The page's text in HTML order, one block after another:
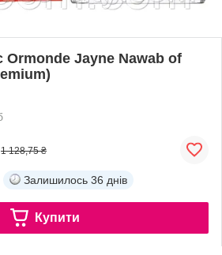
Ormonde Jayne Nawab of
1 128,75 ₴
Залишилось 36 днів
Купити